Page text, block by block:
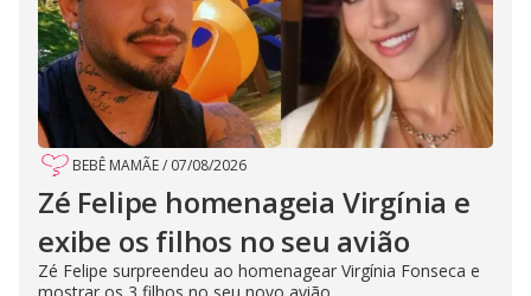
BEBÊ MAMÃE/ 07/08/2026
Zé Felipe homenageia Virgínia e
exibe os filhos no seu avião
Zé Felipe surpreendeu ao homenagear Virgínia Fonseca e
mostrar os 3 filhos no seu novo avião.